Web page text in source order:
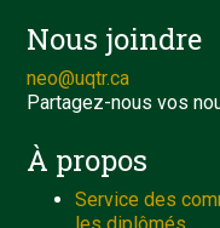
Nous joindre
neo@uqtr.ca
Partagez-nous vos
À propos
Service des
les diplômés